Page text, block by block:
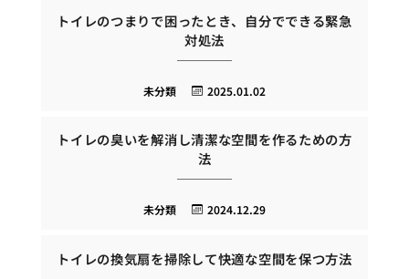
トイレのつまりで困ったとき、自分でできる緊急
対処法
2025.01.02
未分類
トイレの臭いを解消し清潔な空間を作るための方
法
2024.12.29
未分類
トイレの換気扇を掃除して快適な空間を保つ方法